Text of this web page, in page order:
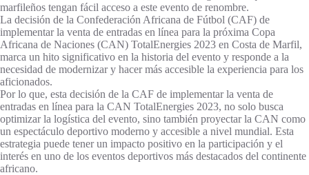
marfileños tengan fácil acceso a este evento de renombre.
La decisión de la Confederación Africana de Fútbol (CAF) de
implementar la venta de entradas en línea para la próxima Copa
Africana de Naciones (CAN) TotalEnergies 2023 en Costa de Marfil,
marca un hito significativo en la historia del evento y responde a la
necesidad de modernizar y hacer más accesible la experiencia para los
aficionados.
Por lo que, esta decisión de la CAF de implementar la venta de
entradas en línea para la CAN TotalEnergies 2023, no solo busca
optimizar la logística del evento, sino también proyectar la CAN como
un espectáculo deportivo moderno y accesible a nivel mundial. Esta
estrategia puede tener un impacto positivo en la participación y el
interés en uno de los eventos deportivos más destacados del continente
africano.